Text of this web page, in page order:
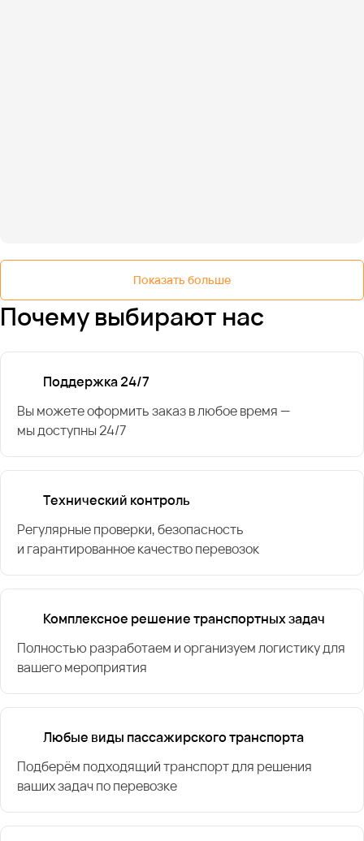
Показать больше
Почему выбирают нас
Поддержка 24/7
Вы можете оформить заказ в любое время —
мы доступны 24/7
Технический контроль
Регулярные проверки, безопасность
и гарантированное качество перевозок
Комплексное решение транспортных задач
Полностью разработаем и организуем логистику для
вашего мероприятия
Любые виды пассажирского транспорта
Подберём подходящий транспорт для решения
ваших задач по перевозке